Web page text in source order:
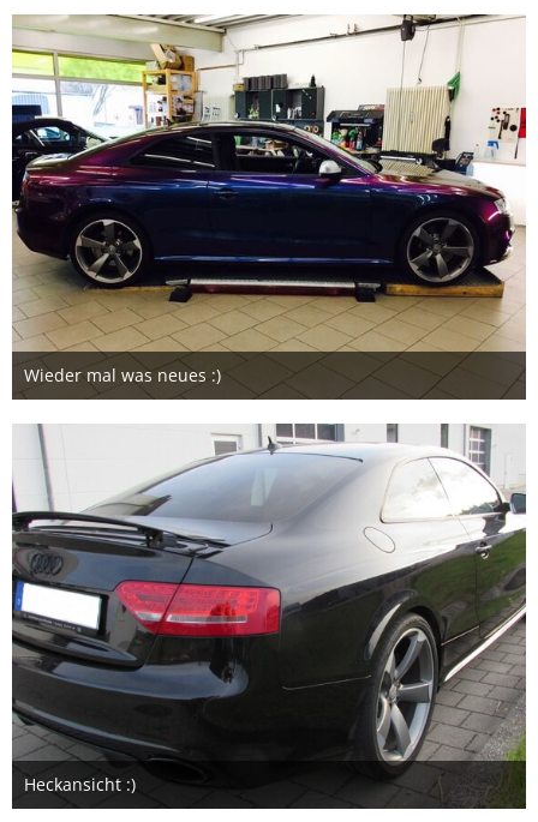
Wieder mal was neues :)
14. September 2017
Heckansicht :)
16. April 2017